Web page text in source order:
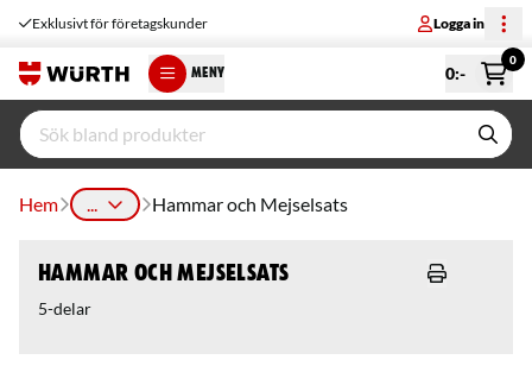
Exklusivt för företagskunder Logga in
MENY 0:-
0
Hem ... Hammar och Mejselsats
Hammar och Mejselsats
5-delar